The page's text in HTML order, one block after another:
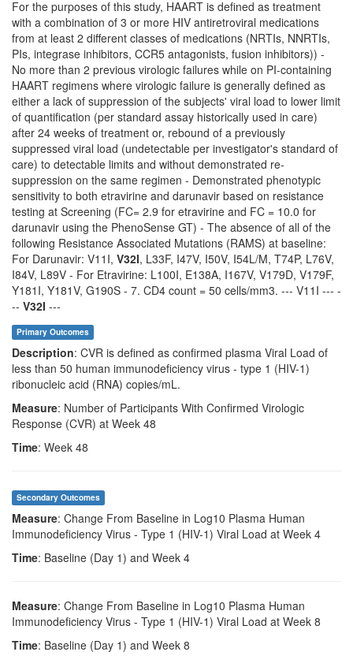
For the purposes of this study, HAART is defined as treatment
with a combination of 3 or more HIV antiretroviral medications
from at least 2 different classes of medications (NRTIs, NNRTIs,
PIs, integrase inhibitors, CCR5 antagonists, fusion inhibitors)) -
No more than 2 previous virologic failures while on PI-containing
HAART regimens where virologic failure is generally defined as
either a lack of suppression of the subjects' viral load to lower limit
of quantification (per standard assay historically used in care)
after 24 weeks of treatment or, rebound of a previously
suppressed viral load (undetectable per investigator's standard of
care) to detectable limits and without demonstrated re-
suppression on the same regimen - Demonstrated phenotypic
sensitivity to both etravirine and darunavir based on resistance
testing at Screening (FC= 2.9 for etravirine and FC = 10.0 for
darunavir using the PhenoSense GT) - The absence of all of the
following Resistance Associated Mutations (RAMS) at baseline:
For Darunavir: V11I, V32I, L33F, I47V, I50V, I54L/M, T74P, L76V,
I84V, L89V - For Etravirine: L100I, E138A, I167V, V179D, V179F,
Y181I, Y181V, G190S - 7. CD4 count = 50 cells/mm3. --- V11I --- -
-- V32I ---
Primary Outcomes
Description: CVR is defined as confirmed plasma Viral Load of
less than 50 human immunodeficiency virus - type 1 (HIV-1)
ribonucleic acid (RNA) copies/mL.
Measure: Number of Participants With Confirmed Virologic
Response (CVR) at Week 48
Time: Week 48
Secondary Outcomes
Measure: Change From Baseline in Log10 Plasma Human
Immunodeficiency Virus - Type 1 (HIV-1) Viral Load at Week 4
Time: Baseline (Day 1) and Week 4
Measure: Change From Baseline in Log10 Plasma Human
Immunodeficiency Virus - Type 1 (HIV-1) Viral Load at Week 8
Time: Baseline (Day 1) and Week 8